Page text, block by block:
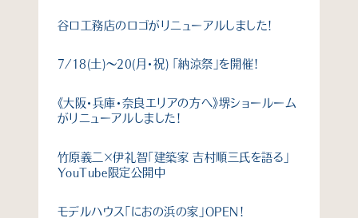
谷口工務店のロゴがリニューアルしました！
7/18(土)〜20(月・祝) 「納涼祭」を開催！
《大阪・兵庫・奈良エリアの方へ》堺ショールーム
がリニューアルしました！
竹原義二×伊礼智「建築家 吉村順三氏を語る」
YouTube限定公開中
モデルハウス「におの浜の家」OPEN！